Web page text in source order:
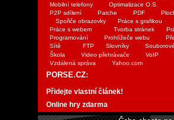
Mobilní telefony
Optimalizace O.S.
P2P sdílení
Patche PDF
Spořiče obrazovky
Práce s grafikou
Práce s webem
Tvorba stránek
Programování
Prohlížeče webu
Sítě
FTP Slovníky
Škola
Video přehrávače VoIP
Vzdálená správa
Yahoo.com
PORSE.CZ:
Přidejte vlastní článek!
Online hry zdarma